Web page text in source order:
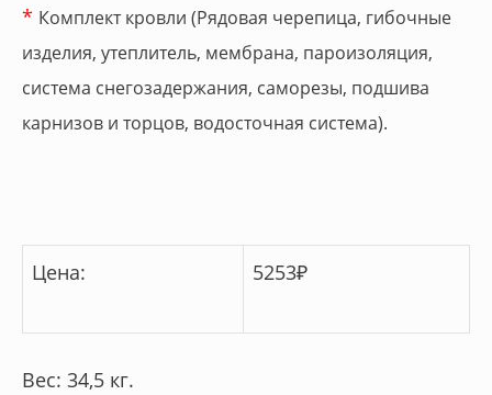
* Комплект кровли (Рядовая черепица, гибочные
изделия, утеплитель, мембрана, пароизоляция,
система снегозадержания, саморезы, подшива
карнизов и торцов, водосточная система).
Цена: 5253₽
Вес: 34,5 кг.